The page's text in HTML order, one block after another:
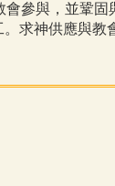
參與，並鞏
求神供應與教